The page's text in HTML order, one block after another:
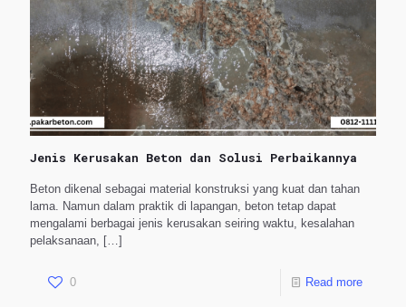
Jenis Kerusakan Beton dan Solusi Perbaikannya
Beton dikenal sebagai material konstruksi yang kuat dan tahan
lama. Namun dalam praktik di lapangan, beton tetap dapat
mengalami berbagai jenis kerusakan seiring waktu, kesalahan
pelaksanaan, […]
0 Read more